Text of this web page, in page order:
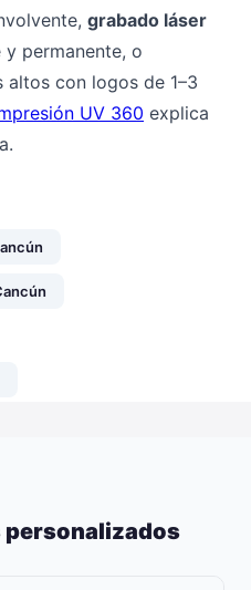
grabado láser
permanente, o
altos con logos de 1–3
UV 360 explica
personalizados